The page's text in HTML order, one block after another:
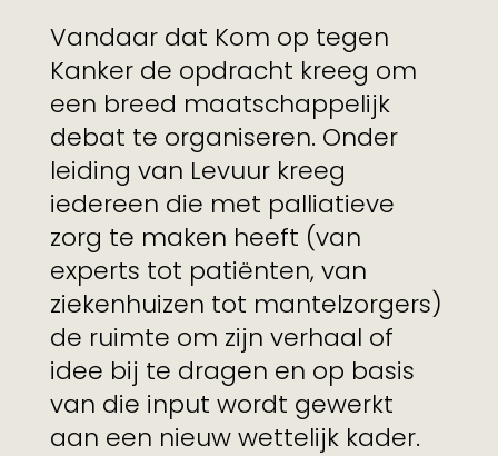
Vandaar dat Kom op tegen
Kanker de opdracht kreeg om
een breed maatschappelijk
debat te organiseren. Onder
leiding van Levuur kreeg
iedereen die met palliatieve
zorg te maken heeft (van
experts tot patiënten, van
ziekenhuizen tot mantelzorgers)
de ruimte om zijn verhaal of
idee bij te dragen en op basis
van die input wordt gewerkt
aan een nieuw wettelijk kader.